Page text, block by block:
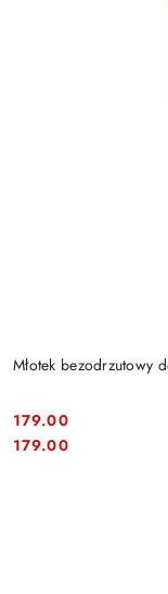
Młotek bezodrzutowy
Cena:
179.00
Cena:
179.00